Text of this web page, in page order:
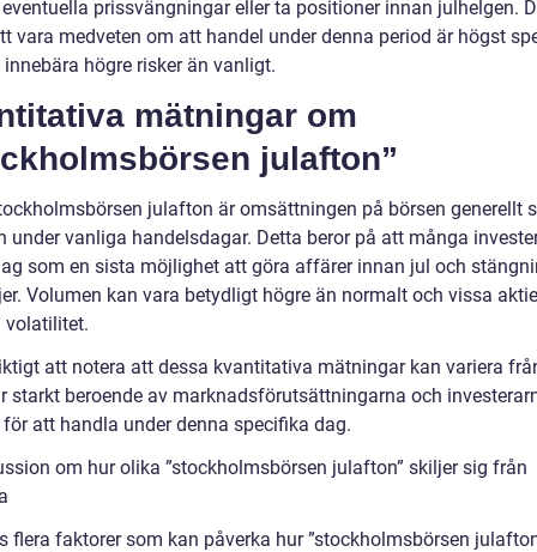
prissvängningar eller ta positioner innan julhelgen.
vara medveten om att handel under denna period är högst
högre risker än vanligt.
mätningar om
julafton”
julafton är omsättningen på börsen generellt
under vanliga handelsdagar. Detta beror på att många
som en sista möjlighet att göra affärer innan jul och
Volumen kan vara betydligt högre än normalt och vissa
volatilitet.
att notera att dessa kvantitativa mätningar kan variera
starkt beroende av marknadsförutsättningarna och
att handla under denna specifika dag.
om hur olika ”stockholmsbörsen julafton” skiljer sig från
flera faktorer som kan påverka hur ”stockholmsbörsen